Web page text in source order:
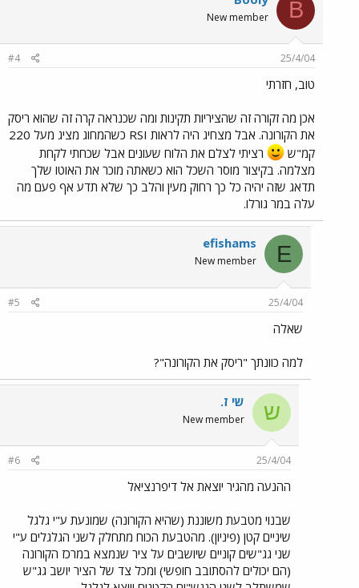
B
New member
25/4/04
#4
טוב, חזרתי
אכן מה זקורה זה שהציריות תקינות ומה שכנראה קרה זה שהוא ריסק
את הקורונה. אבל מצחיג היה לראות RSI כשהמחוג מציג מעל 220
קמ"ש
רציתי לצלם את הלוח שעונים אבל שכחתי לקחת
מצלמה. בקיצור מוסר השכל הוא כשאתה מוכר את האוטו שלך
תדאג שזה יהיה כל כך רחוק מעין והלב כך שלא תדע אף פעם מה
עלה במר גורלו.
E
efishams
New member
25/4/04
#5
שאלה
למה כוונתך "ריסק את הקורונה"?
ש שי ז.
New member
25/4/04
#6
ההנעה מהגיר יוצאת אל דיפרנציאל
שבנוי מטבעת משוננת (שהיא הקורונה) שמונעת ע"י גלגל
שיניים קטן (פיניון). מהטבעת הכוח מתחלק לשני הגלגלים ע"י
שני גג"שים קוניים שיושבים על ציר שנמצא במרכז הקורונה
(הם יכולים להסתובב חופשי) ומכל צד של הציר יושב גג"ש